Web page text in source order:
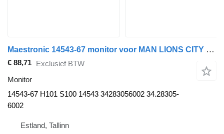
Maestronic 14543-67 monitor voor MAN LIONS CITY (01.04-) bus
€ 88,71 Exclusief BTW
Monitor
14543-67 H101 S100 14543 34283056002 34.28305-
6002
Estland, Tallinn